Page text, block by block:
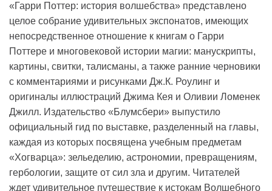
«Гарри Поттер: история волшебства» представлено
целое собрание удивительных экспонатов, имеющих
непосредственное отношение к книгам о Гарри
Поттере и многовековой истории магии: манускрипты,
картины, свитки, талисманы, а также ранние черновики
с комментариями и рисунками Дж.К. Роулинг и
оригиналы иллюстраций Джима Кея и Оливии Ломенек
Джилл. Издательство «Блумсбери» выпустило
официальный гид по выставке, разделенный на главы,
каждая из которых посвящена учебным предметам
«Хогварца»: зельеделию, астрономии, превращениям,
гербологии, защите от сил зла и другим. Читателей
ждет удивительное путешествие к истокам Волшебного